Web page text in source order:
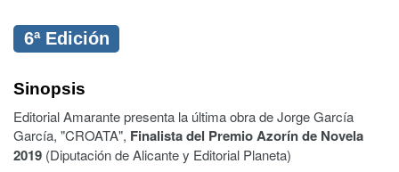
6ª Edición
Sinopsis
Editorial Amarante presenta la última obra de Jorge García
García, "CROATA", Finalista del Premio Azorín de Novela
2019 (Diputación de Alicante y Editorial Planeta)